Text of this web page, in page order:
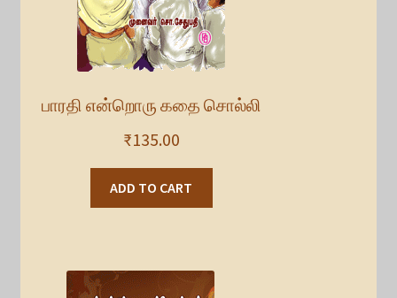
பாரதி என்றொரு கதை சொல்லி
₹135.00
ADD TO CART